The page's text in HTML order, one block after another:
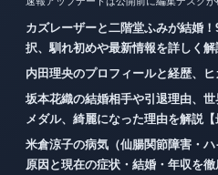
カズレーザーと二階堂ふみが結婚
択、馴れ初めや最新情報を詳しく解
内田理央のプロフィールと経歴、
坂本花織の結婚相手や引退理由、
メダル、綺麗になった理由を解説【
米倉涼子の病気（仙腸関節障害・
原因と現在の症状・結婚・年収を